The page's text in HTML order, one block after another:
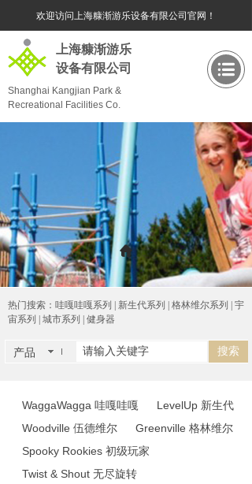
欢迎访问上海糠渐游乐设备有限公司官网！
上海糠渐游乐
设备有限公司
Shanghai Kangjian Park &
Recreational Facilities Co.
热门搜索： 哇嘎哇嘎系列 | 新生代系列 | 格林维尔系列 | 宇
宙系列 | 城市系列 | 健身器
产品 搜索
WaggaWagga 哇嘎哇嘎
LevelUp 新生代
Woodville 伍德维尔
Greenville 格林维尔
Spooky Rookies 初级玩家
Twist & Shout 无尽旋转